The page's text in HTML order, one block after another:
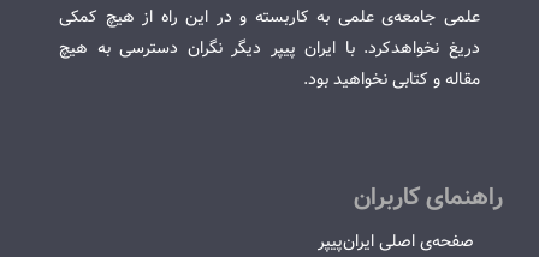
علمی جامعه‌ی علمی به کاربسته و در این راه از هیچ کمکی
دریغ نخواهدکرد. با ایران پیپر دیگر نگران دسترسی به هیچ
مقاله و کتابی نخواهید بود.
راهنمای کاربران
صفحه‌ی اصلی ایران‌پیپر